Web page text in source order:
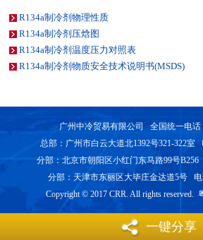
R134a制冷剂物理性质
R134a制冷剂压焓图
R134a制冷剂温度压力对照表
R134a制冷剂物质安全技术说明书(MSDS)
广州中冷贸易有限公司 全国统一电话
总部：广州市白云大道北1392号321-322室
分部：北京市朝阳区小红门东马路99号B256
分部：天津市东丽区大毕庄金达道5号 电
Copyright © 2017 CRR. All rights reserved.
一键分享